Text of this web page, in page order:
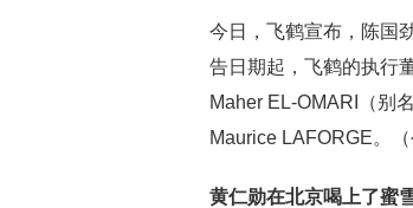
今日，飞鹤宣布，陈国
告日期起，飞鹤的执行
Maher EL-OMARI（别
Maurice LAFORGE。（
黄仁勋在北京喝上了蜜